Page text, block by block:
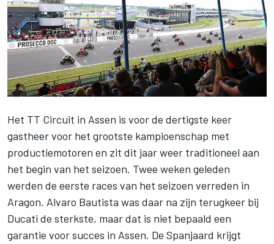
Het TT Circuit in Assen is voor de dertigste keer
gastheer voor het grootste kampioenschap met
productiemotoren en zit dit jaar weer traditioneel aan
het begin van het seizoen. Twee weken geleden
werden de eerste races van het seizoen verreden in
Aragon. Alvaro Bautista was daar na zijn terugkeer bij
Ducati de sterkste, maar dat is niet bepaald een
garantie voor succes in Assen. De Spanjaard krijgt